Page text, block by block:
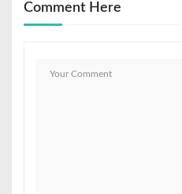
Comment Here